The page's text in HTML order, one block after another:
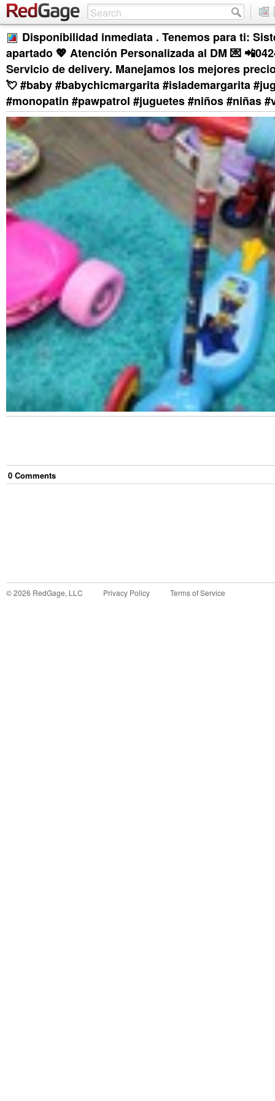
Disponibilidad inmediata . Tenemos para ti:
apartado 💖 Atención Personalizada al DM 💌
Servicio de delivery. Manejamos los mejores
💘 #baby #babychicmargarita #islademargarita
#monopatin #pawpatrol #juguetes #niños #niñas
0 Comments
©2026 RedGage, LLC Privacy Policy Terms of Service